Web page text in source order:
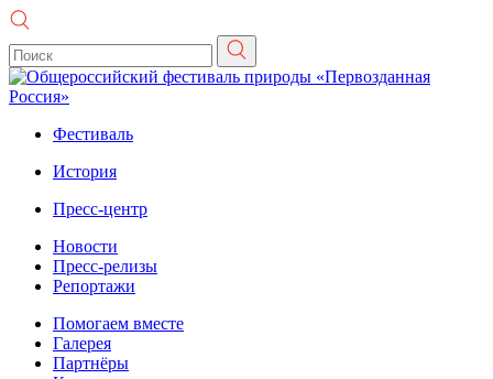
Фестиваль
История
Пресс-центр
Новости
Пресс-релизы
Репортажи
Помогаем вместе
Галерея
Партнёры